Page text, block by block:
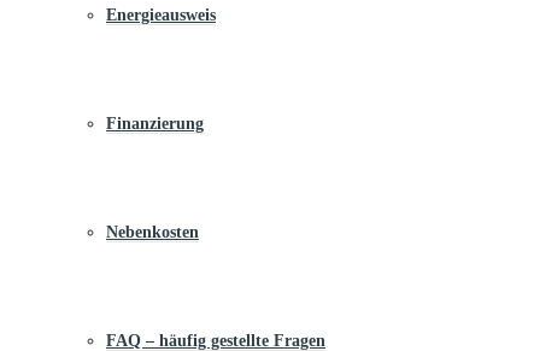
Energieausweis
Finanzierung
Nebenkosten
FAQ – häufig gestellte Fragen